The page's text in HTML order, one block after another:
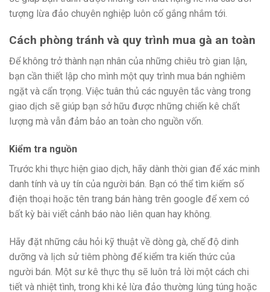
tượng lừa đảo chuyên nghiệp luôn cố gắng nhắm tới.
Cách phòng tránh và quy trình mua gà an toàn
Để không trở thành nạn nhân của những chiêu trò gian lận,
bạn cần thiết lập cho mình một quy trình mua bán nghiêm
ngặt và cẩn trọng. Việc tuân thủ các nguyên tắc vàng trong
giao dịch sẽ giúp bạn sở hữu được những chiến kê chất
lượng mà vẫn đảm bảo an toàn cho nguồn vốn.
Kiểm tra nguồn
Trước khi thực hiện giao dịch, hãy dành thời gian để xác minh
danh tính và uy tín của người bán. Bạn có thể tìm kiếm số
điện thoại hoặc tên trang bán hàng trên google để xem có
bất kỳ bài viết cảnh báo nào liên quan hay không.
Hãy đặt những câu hỏi kỹ thuật về dòng gà, chế độ dinh
dưỡng và lịch sử tiêm phòng để kiểm tra kiến thức của
người bán. Một sư kê thực thụ sẽ luôn trả lời một cách chi
tiết và nhiệt tình, trong khi kẻ lừa đảo thường lúng túng hoặc